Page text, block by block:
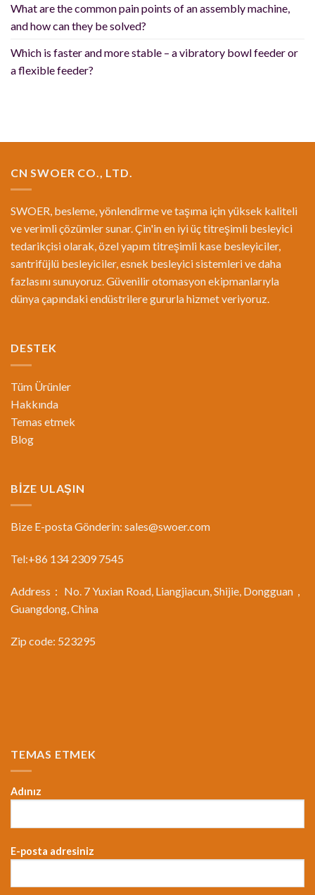
What are the common pain points of an assembly machine,
and how can they be solved?
Which is faster and more stable – a vibratory bowl feeder or
a flexible feeder?
CN SWOER CO., LTD.
SWOER, besleme, yönlendirme ve taşıma için yüksek kaliteli
ve verimli çözümler sunar. Çin'in en iyi üç titreşimli besleyici
tedarikçisi olarak, özel yapım titreşimli kase besleyiciler,
santrifüjlü besleyiciler, esnek besleyici sistemleri ve daha
fazlasını sunuyoruz. Güvenilir otomasyon ekipmanlarıyla
dünya çapındaki endüstrilere gururla hizmet veriyoruz.
DESTEK
Tüm Ürünler
Hakkında
Temas etmek
Blog
BİZE ULAŞIN
Bize E-posta Gönderin: sales@swoer.com
Tel:+86 134 2309 7545
Address： No. 7 Yuxian Road, Liangjiacun, Shijie, Dongguan，
Guangdong, China
Zip code: 523295
TEMAS ETMEK
Adınız
E-posta adresiniz